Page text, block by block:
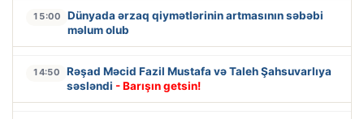
15:00
Dünyada ərzaq qiymətlərinin artmasının səbəbi
məlum olub
14:50
Rəşad Məcid Fazil Mustafa və Taleh Şahsuvarlıya
səsləndi - Barışın getsin!